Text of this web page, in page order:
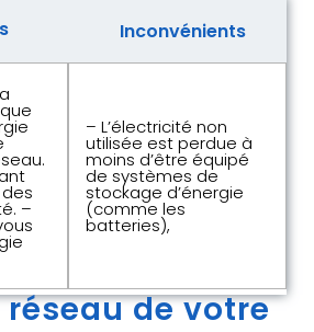
Inconvénients
–
– L’électricité non
utilisée est perdue à
moins d’être équipé
de systèmes de
stockage d’énergie
(comme les
batteries),
de votre